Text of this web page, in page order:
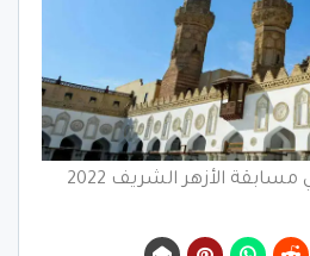
الأزهر الشريف 2022